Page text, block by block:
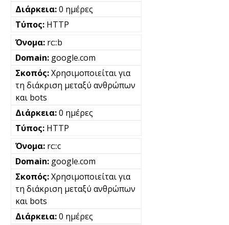
0 ημέρες
HTTP
rc::b
google.com
Χρησιμοποιείται για
τη διάκριση μεταξύ ανθρώπων
και bots
0 ημέρες
HTTP
rc::c
google.com
Χρησιμοποιείται για
τη διάκριση μεταξύ ανθρώπων
και bots
0 ημέρες